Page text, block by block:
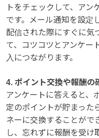
トをチェックして、アン
です。メール通知を設定
配信された際にすぐに気
て、コツコツとアンケー
入につながります。
4. ポイント交換や報酬の
アンケートに答えると、
定のポイントが貯まった
ネーに交換することがで
し、忘れずに報酬を受け